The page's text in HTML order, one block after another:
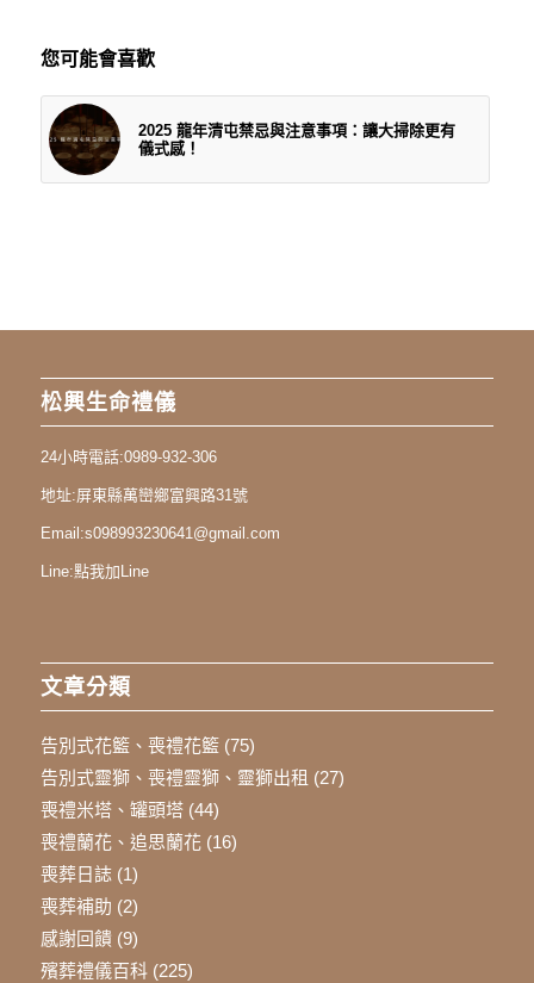
您可能會喜歡
2025 龍年清屯禁忌與注意事項：讓大掃除更有
儀式感！
松興生命禮儀
24小時電話:0989-932-306
地址:屏東縣萬巒鄉富興路31號
Email:s098993230641@gmail.com
Line:點我加Line
文章分類
告別式花籃、喪禮花籃(75)
告別式靈獅、喪禮靈獅、靈獅出租 (27)
喪禮米塔、罐頭塔(44)
喪禮蘭花、追思蘭花(16)
喪葬日誌(1)
喪葬補助 (2)
感謝回饋(9)
殯葬禮儀百科(225)